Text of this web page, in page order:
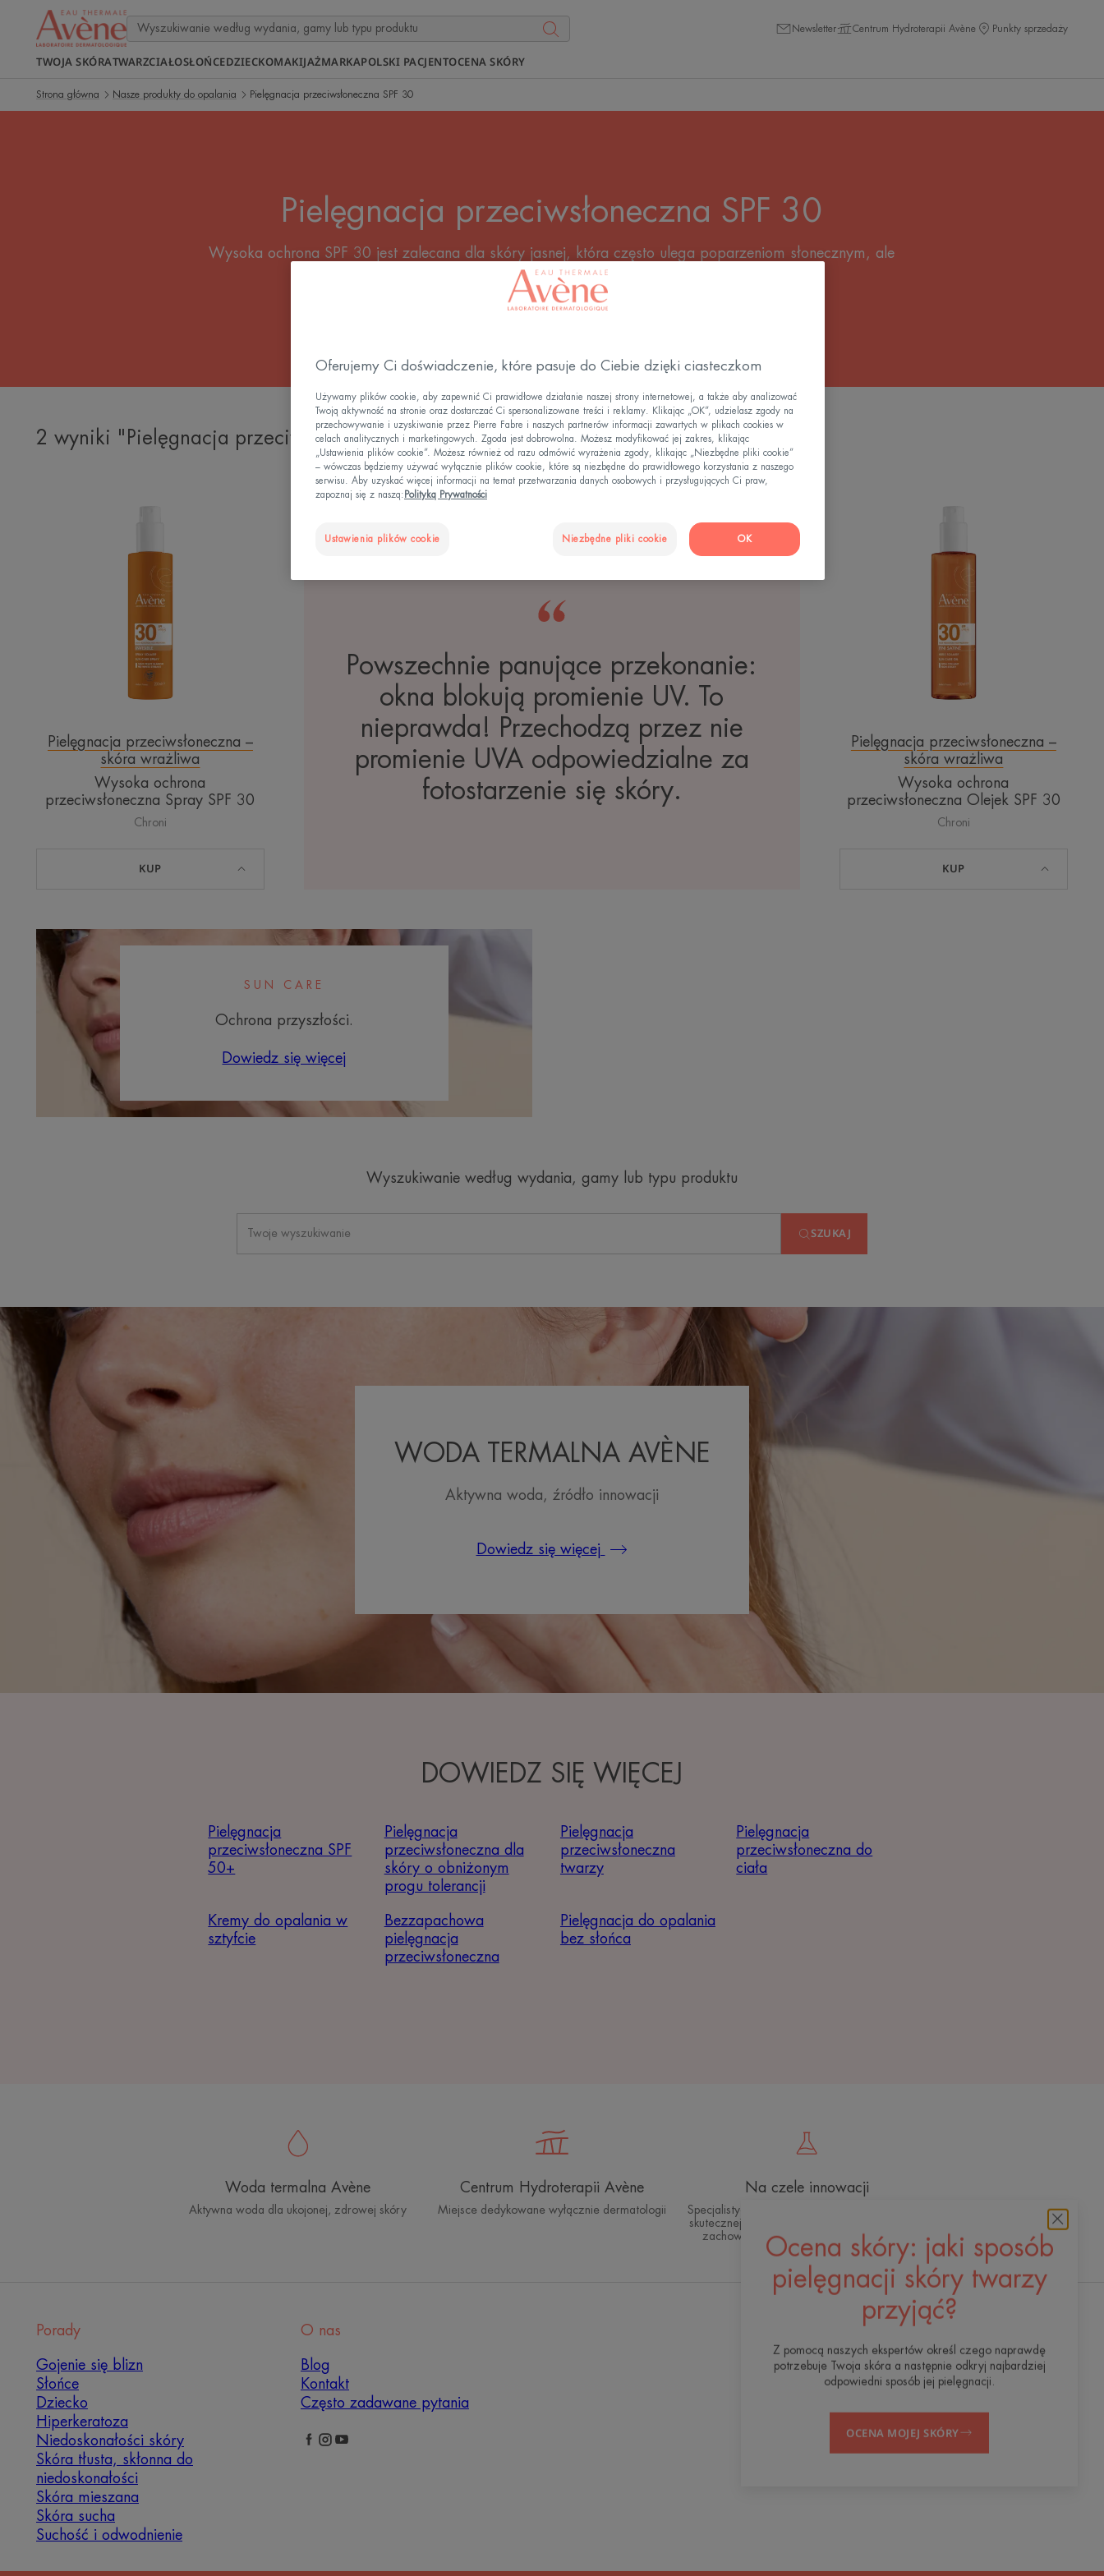
Newsletter Centrum Hydroterapii Avène Punkty sprzedaży
TWOJA SKÓRATWARZCIAŁOSŁOŃCEDZIECKOMAKIJAŻMARKAPOLSKI PACJENTOCENA SKÓRY
Strona główna Nasze produkty do opalania Pielęgnacja przeciwsłoneczna SPF 30
Pielęgnacja przeciwsłoneczna SPF 30
Wysoka ochrona SPF 30 jest zalecana dla skóry jasnej, która często ulega poparzeniom słonecznym, ale
również się opala. Znajdź odpowiedni dla siebie produkt z filtrem SPF 30.
2 wyniki "Pielęgnacja przeciwsłoneczna SPF 30"
Spray
30
Pielęgnacja przeciwsłoneczna –
skóra wrażliwa
Wysoka ochrona
przeciwsłoneczna Spray SPF 30
Chroni
KUP
Powszechnie panujące przekonanie:
okna blokują promienie UV. To
nieprawda! Przechodzą przez nie
promienie UVA odpowiedzialne za
fotostarzenie się skóry.
Olejek
30
Pielęgnacja przeciwsłoneczna –
skóra wrażliwa
Wysoka ochrona
przeciwsłoneczna Olejek SPF 30
Chroni
KUP
SUN CARE
Ochrona przyszłości.
Dowiedz się więcej
Wyszukiwanie według wydania, gamy lub typu produktu
SZUKAJ
WODA TERMALNA AVÈNE
Aktywna woda, źródło innowacji
Dowiedz się więcej
DOWIEDZ SIĘ WIĘCEJ
Pielęgnacja
przeciwsłoneczna SPF
50+
Pielęgnacja
przeciwsłoneczna dla
skóry o obniżonym
progu tolerancji
Pielęgnacja
przeciwsłoneczna
twarzy
Pielęgnacja
przeciwsłoneczna do
ciała
Kremy do opalania w
sztyfcie
Bezzapachowa
pielęgnacja
przeciwsłoneczna
Pielęgnacja do opalania
bez słońca
Ocena skóry: jaki sposób
pielęgnacji skóry twarzy
przyjąć?
Z pomocą naszych ekspertów określ czego naprawdę
potrzebuje Twoja skóra a następnie odkryj najbardziej
odpowiedni sposób jej pielęgnacji.
OCENA MOJEJ SKÓRY
Woda termalna Avène
Aktywna woda dla ukojonej, zdrowej skóry
Centrum Hydroterapii Avène
Miejsce dedykowane wyłącznie dermatologii
Na czele innowacji
Specjalistyczna wiedza dermokosmetyczna dla
skutecznej i bezpiecznej pielęgnacji skóry przy
zachowaniu naszych standardów jakości.
Otrzymuj nasz newsletter
Jesteśmy tu dla Twojej skóry! Wszystkie
wskazówki, jak dbać o skórę na co dzień.
ZAPISZ SIĘ DO NEWSLETTERA
Porady
Gojenie się blizn
Słońce
Dziecko
Hiperkeratoza
Niedoskonałości skóry
Skóra tłusta, skłonna do
niedoskonałości
Skóra mieszana
Skóra sucha
Suchość i odwodnienie
O nas
Blog
Kontakt
Często zadawane pytania
Oferujemy Ci doświadczenie, które pasuje do Ciebie dzięki ciasteczkom
Używamy plików cookie, aby zapewnić Ci prawidłowe działanie naszej strony internetowej, a także aby analizować
Twoją aktywność na stronie oraz dostarczać Ci spersonalizowane treści i reklamy. Klikając „OK”, udzielasz zgody na
przechowywanie i uzyskiwanie przez Pierre Fabre i naszych partnerów informacji zawartych w plikach cookies w
celach analitycznych i marketingowych. Zgoda jest dobrowolna. Możesz modyfikować jej zakres, klikając
„Ustawienia plików cookie”. Możesz również od razu odmówić wyrażenia zgody, klikając „Niezbędne pliki cookie”
– wówczas będziemy używać wyłącznie plików cookie, które są niezbędne do prawidłowego korzystania z naszego
serwisu. Aby uzyskać więcej informacji na temat przetwarzania danych osobowych i przysługujących Ci praw,
zapoznaj się z naszą: Polityką Prywatności
Ustawienia plików cookie Niezbędne pliki cookie OK